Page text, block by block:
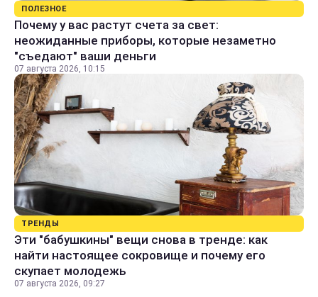
ПОЛЕЗНОЕ
Почему у вас растут счета за свет:
неожиданные приборы, которые незаметно
"съедают" ваши деньги
07 августа 2026, 10:15
ТРЕНДЫ
Эти "бабушкины" вещи снова в тренде: как
найти настоящее сокровище и почему его
скупает молодежь
07 августа 2026, 09:27